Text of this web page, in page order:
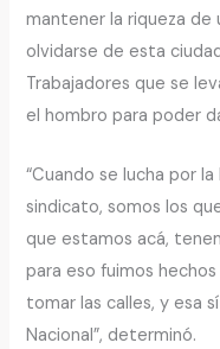
mantener la riqueza de
olvidarse de esta
Trabajadores que se
el hombro para poder
“Cuando se lucha por
sindicato, somos los
que estamos acá,
para eso fuimos
tomar las calles, y esa
Nacional”, determinó.